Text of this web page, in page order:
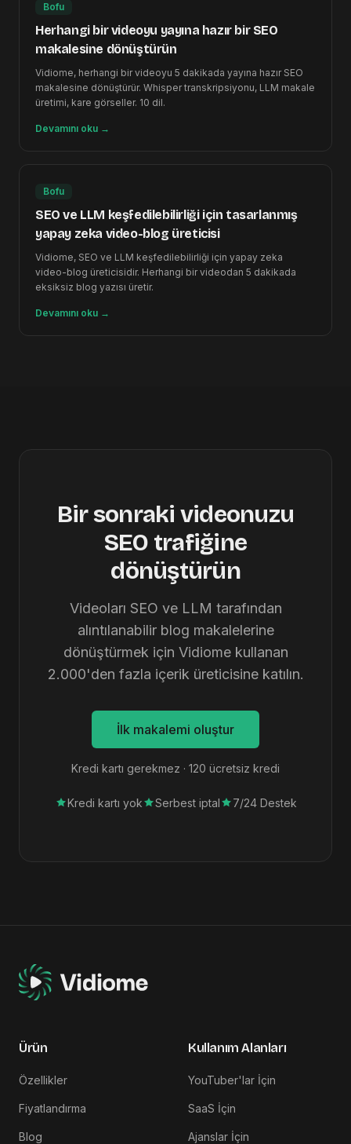
Bofu
Herhangi bir videoyu yayına hazır bir SEO
makalesine dönüştürün
Vidiome, herhangi bir videoyu 5 dakikada yayına hazır SEO
makalesine dönüştürür. Whisper transkripsiyonu, LLM makale
üretimi, kare görseller. 10 dil.
Devamını oku →
Bofu
SEO ve LLM keşfedilebilirliği için tasarlanmış
yapay zeka video-blog üreticisi
Vidiome, SEO ve LLM keşfedilebilirliği için yapay zeka
video-blog üreticisidir. Herhangi bir videodan 5 dakikada
eksiksiz blog yazısı üretir.
Devamını oku →
Bir sonraki videonuzu
SEO trafiğine
dönüştürün
Videoları SEO ve LLM tarafından
alıntılanabilir blog makalelerine
dönüştürmek için Vidiome kullanan
2.000'den fazla içerik üreticisine katılın.
İlk makalemi oluştur
Kredi kartı gerekmez · 120 ücretsiz kredi
Kredi kartı yok Serbest iptal 7/24 Destek
Ürün
Özellikler
Fiyatlandırma
Blog
Kullanım Alanları
YouTuber'lar İçin
SaaS İçin
Ajanslar İçin